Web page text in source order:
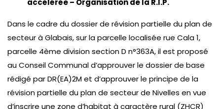
accélérée – Organisation de la R.I.P.
Dans le cadre du dossier de révision partielle du plan de
secteur à Glabais, sur la parcelle localisée rue Cala 1,
parcelle 4ème division section D n°363A, il est proposé
au Conseil Communal d’approuver le dossier de base
rédigé par DR(EA)2M et d’approuver le principe de la
révision partielle du plan de secteur de Nivelles en vue
d’inscrire une zone d’habitat à caractère rural (ZHCR)